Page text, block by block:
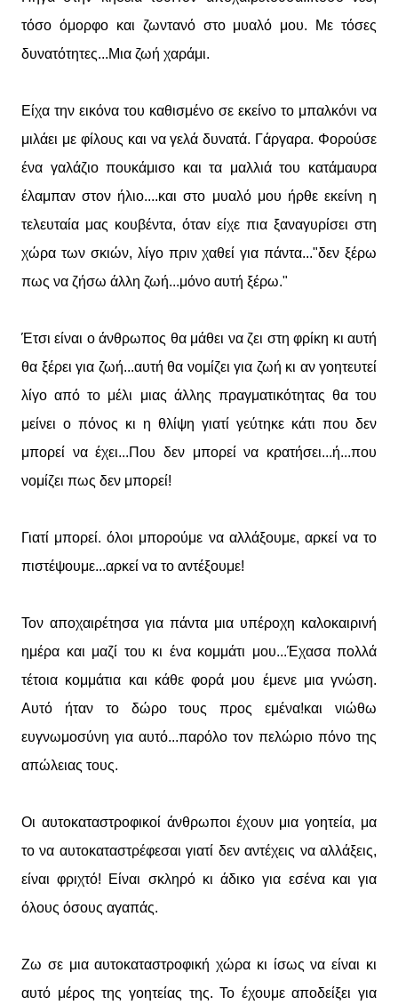
τόσο όμορφο και ζωντανό στο μυαλό μου. Με τόσες
δυνατότητες...Μια ζωή χαράμι.
Είχα την εικόνα του καθισμένο σε εκείνο το μπαλκόνι να
μιλάει με φίλους και να γελά δυνατά. Γάργαρα. Φορούσε
ένα γαλάζιο πουκάμισο και τα μαλλιά του κατάμαυρα
έλαμπαν στον ήλιο....και στο μυαλό μου ήρθε εκείνη η
τελευταία μας κουβέντα, όταν είχε πια ξαναγυρίσει στη
χώρα των σκιών, λίγο πριν χαθεί για πάντα..."δεν ξέρω
πως να ζήσω άλλη ζωή...μόνο αυτή ξέρω."
Έτσι είναι ο άνθρωπος θα μάθει να ζει στη φρίκη κι αυτή
θα ξέρει για ζωή...αυτή θα νομίζει για ζωή κι αν γοητευτεί
λίγο από το μέλι μιας άλλης πραγματικότητας θα του
μείνει ο πόνος κι η θλίψη γιατί γεύτηκε κάτι που δεν
μπορεί να έχει...Που δεν μπορεί να κρατήσει...ή...που
νομίζει πως δεν μπορεί!
Γιατί μπορεί. όλοι μπορούμε να αλλάξουμε, αρκεί να το
πιστέψουμε...αρκεί να το αντέξουμε!
Τον αποχαιρέτησα για πάντα μια υπέροχη καλοκαιρινή
ημέρα και μαζί του κι ένα κομμάτι μου...Έχασα πολλά
τέτοια κομμάτια και κάθε φορά μου έμενε μια γνώση.
Αυτό ήταν το δώρο τους προς εμένα!και νιώθω
ευγνωμοσύνη για αυτό...παρόλο τον πελώριο πόνο της
απώλειας τους.
Οι αυτοκαταστροφικοί άνθρωποι έχουν μια γοητεία, μα
το να αυτοκαταστρέφεσαι γιατί δεν αντέχεις να αλλάξεις,
είναι φριχτό! Είναι σκληρό κι άδικο για εσένα και για
όλους όσους αγαπάς.
Ζω σε μια αυτοκαταστροφική χώρα κι ίσως να είναι κι
αυτό μέρος της γοητείας της. Το έχουμε αποδείξει για